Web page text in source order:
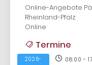
Online-Angebote
Rheinland-Pfalz
Online
Termine
2026-
08:00 -